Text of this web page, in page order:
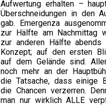
Aufwertung erhalten –
Überschneidungen in den
gab. Emergenza
zur Hälfte am Nachmittag
zur anderen Hälfte abends
Konzept; auf den ersten
auf dem Gelände sind.
noch mehr an der
die Tatsache, dass einige
die Chancen verzerren.
man nur wirklich ALLE